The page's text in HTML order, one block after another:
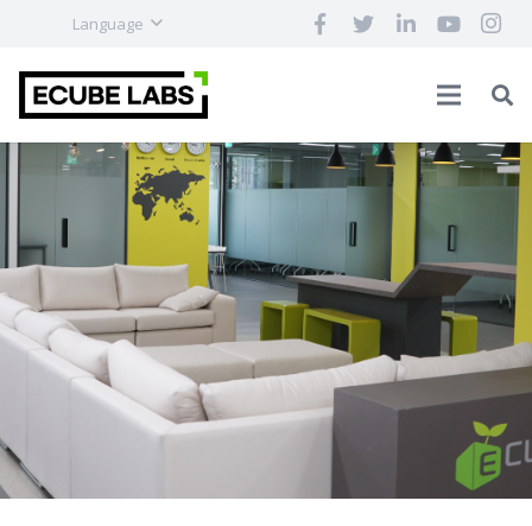
Language